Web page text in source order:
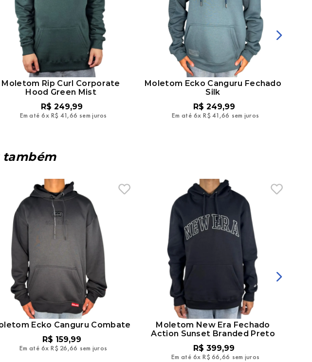
Moletom Rip Curl Corporate
Hood Green Mist
R$ 249,99
Em até 6x R$ 41,66 sem juros
Moletom Ecko Canguru Fechado
Silk
R$ 249,99
Em até 6x R$ 41 ,66 sem juros
também
Ecko Canguru Combate
R$ 159,99
Em até 6x R$ 26,66 sem juros
Moletom New Era Fechado
Action Sunset Branded Preto
R$ 399,99
Em até 6x R$ 66,66 sem juros